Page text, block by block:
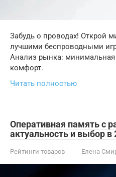
Забудь о проводах! Открой
лучшими беспроводными
Анализ рынка: минимальная
комфорт.
Читать полностью
Оперативная память с
актуальность и выбор в
Рейтинги товаров Елена